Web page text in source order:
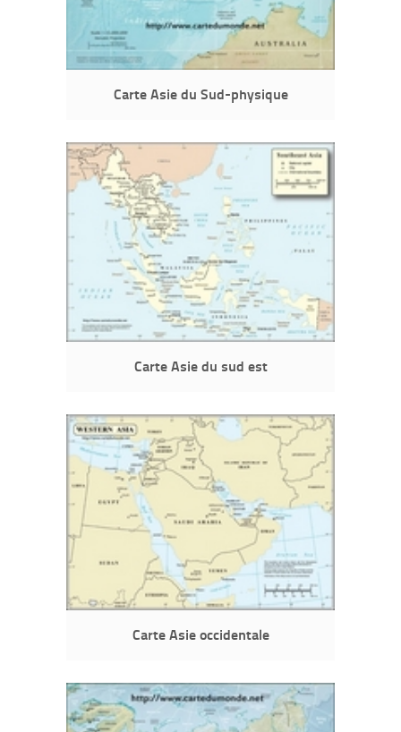
Carte Asie du Sud-physique
Carte Asie du sud est
Carte Asie occidentale